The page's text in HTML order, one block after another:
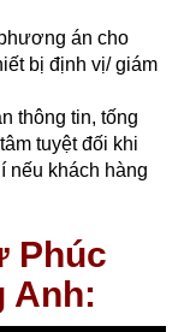
án cho
bị định vị/ giám
thông tin, tống
tuyệt đối khi
nếu khách hàng
Phúc
Anh: